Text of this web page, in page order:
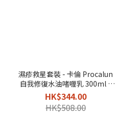
濕疹救星套裝 - 卡倫 Procalun
自我修復水油啫喱乳 300ml +
卡倫 Procalun 全效萬用膏 50g
HK$344.00
HK$508.00